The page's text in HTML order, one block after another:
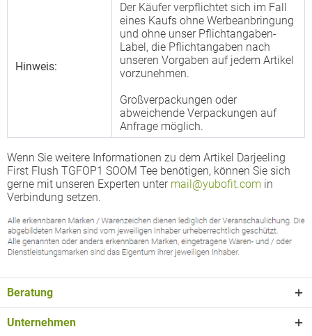
Hinweis:
Der Käufer verpflichtet sich im Fall
eines Kaufs ohne Werbeanbringung
und ohne unser Pflichtangaben-
Label, die Pflichtangaben nach
unseren Vorgaben auf jedem Artikel
vorzunehmen.
Großverpackungen oder
abweichende Verpackungen auf
Anfrage möglich.
Wenn Sie weitere Informationen zu dem Artikel Darjeeling
First Flush TGFOP1 SOOM Tee benötigen, können Sie sich
gerne mit unseren Experten unter mail@yubofit.com in
Verbindung setzen.
Beratung
Unternehmen